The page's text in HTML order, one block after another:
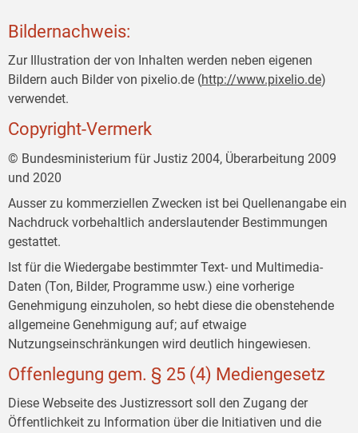
Bildernachweis:
Zur Illustration der von Inhalten werden neben eigenen
Bildern auch Bilder von pixelio.de (http://www.pixelio.de)
verwendet.
Copyright-Vermerk
© Bundesministerium für Justiz 2004, Überarbeitung 2009
und 2020
Ausser zu kommerziellen Zwecken ist bei Quellenangabe ein
Nachdruck vorbehaltlich anderslautender Bestimmungen
gestattet.
Ist für die Wiedergabe bestimmter Text- und Multimedia-
Daten (Ton, Bilder, Programme usw.) eine vorherige
Genehmigung einzuholen, so hebt diese die obenstehende
allgemeine Genehmigung auf; auf etwaige
Nutzungseinschränkungen wird deutlich hingewiesen.
Offenlegung gem. § 25 (4) Mediengesetz
Diese Webseite des Justizressort soll den Zugang der
Öffentlichkeit zu Information über die Initiativen und die